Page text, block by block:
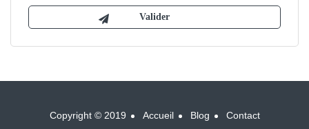
Copyright © 2019 Accueil Blog Contact